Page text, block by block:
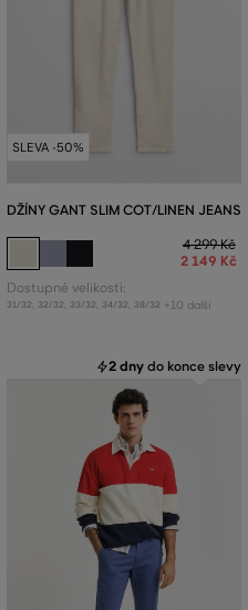
SLEVA -50%
DŽÍNY GANT SLIM COT/LINEN JEANS
4 299 Kč
2 149 Kč
Dostupné velikosti:
31/32 32/32 33/32 34/32 38/32 +10 další
2 dny do konce slevy